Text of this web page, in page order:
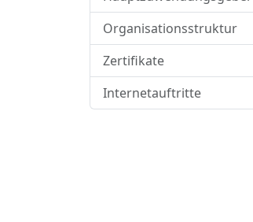
Organisationsstruktur
Zertifikate
Internetauftritte